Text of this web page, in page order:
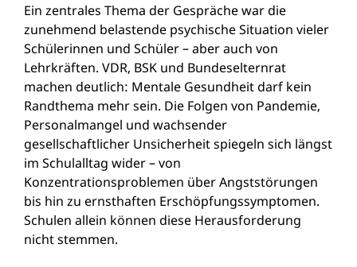
Ein zentrales Thema der Gespräche war die
zunehmend belastende psychische Situation vieler
Schülerinnen und Schüler – aber auch von
Lehrkräften. VDR, BSK und Bundeselternrat
machen deutlich: Mentale Gesundheit darf kein
Randthema mehr sein. Die Folgen von Pandemie,
Personalmangel und wachsender
gesellschaftlicher Unsicherheit spiegeln sich längst
im Schulalltag wider – von
Konzentrationsproblemen über Angststörungen
bis hin zu ernsthaften Erschöpfungssymptomen.
Schulen allein können diese Herausforderung
nicht stemmen.